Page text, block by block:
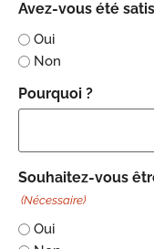
Avez-vous été
Oui
Non
Pourquoi ?
Souhaitez-vous
(Nécessaire)
Oui